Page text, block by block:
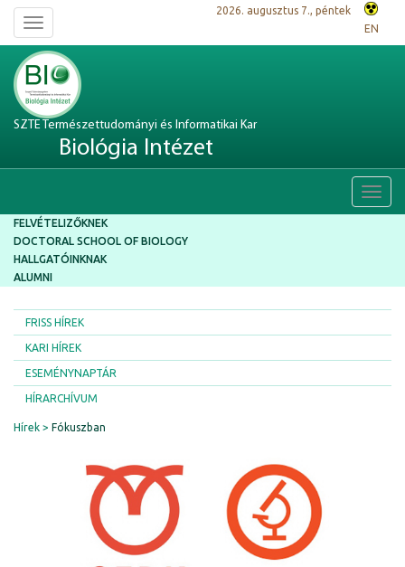
Toggle
navigation
2026. augusztus 7., péntek
EN
SZTE Természettudományi és Informatikai Kar
Biológia Intézet
FELVÉTELIZŐKNEK
DOCTORAL SCHOOL OF BIOLOGY
HALLGATÓINKNAK
ALUMNI
FRISS HÍREK
KARI HÍREK
ESEMÉNYNAPTÁR
HÍRARCHÍVUM
Hírek Fókuszban